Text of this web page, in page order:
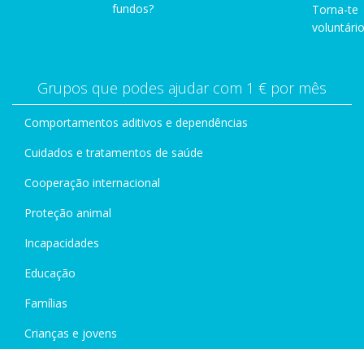
fundos?
Torna-te
Grupos que podes ajudar com 1 € por mês
Comportamentos aditivos e dependências
Cuidados e tratamentos de saúde
Cooperação internacional
Proteção animal
Incapacidades
Educação
Famílias
Crianças e jovens